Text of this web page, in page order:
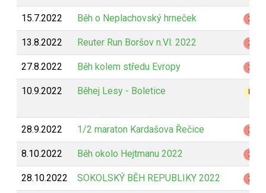
15.7.2022 Běh o Neplachovský hrneček Z
13.8.2022 Reuter Run Boršov n.Vl. 2022 Z
27.8.2022 Běh kolem středu Evropy Z
10.9.2022 Běhej Lesy - Boletice
28.9.2022 1/2 maraton Kardašova Řečice Z
8.10.2022 Běh okolo Hejtmanu 2022 Z
28.10.2022 SOKOLSKÝ BĚH REPUBLIKY 2022 Z